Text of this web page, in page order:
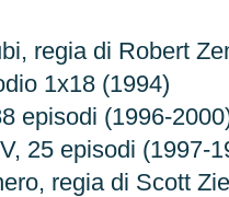
regia di Robert
1x18 (1994)
episodi (1996-
25 episodi (1997-
regia di Scott